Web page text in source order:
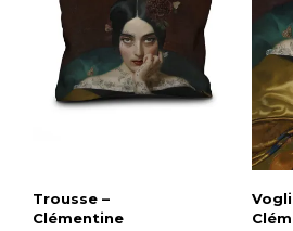
Trousse –
Clémentine